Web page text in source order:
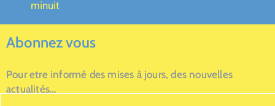
minuit
Abonnez vous
Pour etre informé des mises à jours, des nouvelles
actualités…